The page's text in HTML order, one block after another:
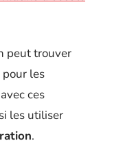
peut trouver
les
ces
les utiliser
.